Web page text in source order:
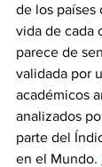
de los países
vida de cada
parece de
validada por
académicos
analizados
parte del
en el Mundo.